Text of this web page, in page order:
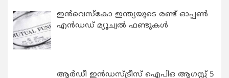
ഇന്‍വെസ്കോ ഇന്ത്യയുടെ രണ്ട് ഓപ്പണ്‍
എന്‍ഡഡ് മ്യൂച്വല്‍ ഫണ്ടുകള്‍
ആർഡീ ഇൻഡസ്ട്രീസ് ഐപിഒ ആഗസ്റ്റ് 5